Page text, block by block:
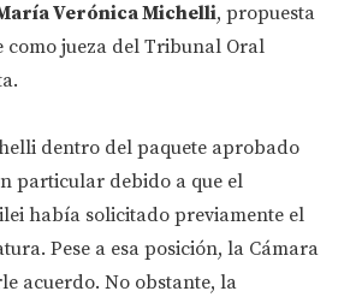
Verónica Michelli, propuesta
como jueza del Tribunal Oral
dentro del paquete aprobado
particular debido a que el
había solicitado previamente el
Pese a esa posición, la Cámara
acuerdo. No obstante, la